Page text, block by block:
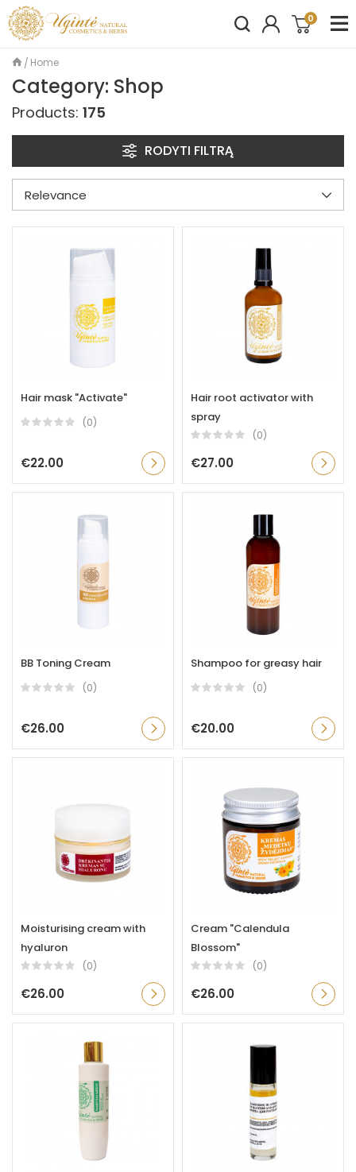
0
Home
Category: Shop
Products: 175
RODYTI FILTRĄ
Relevance
Hair mask "Activate"
(0)
€22.00
Hair root activator with
spray
(0)
€27.00
BB Toning Cream
(0)
€26.00
Shampoo for greasy hair
(0)
€20.00
Moisturising cream with
hyaluron
(0)
€26.00
Cream "Calendula
Blossom"
(0)
€26.00